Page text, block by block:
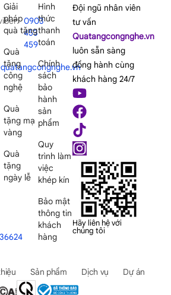
0903
453
459
Giải
pháp
quà tặng
Quà
tặng
công
nghệ
Quà
tặng mạ
vàng
Quà
tặng
ngày lễ
Hình
thức
thanh
toán
Chính
sách
bảo
hành
sản
phẩm
Quy
trình làm
việc
khép kín
Bảo mật
thông tin
khách
hàng
Đội ngũ nhân viên
tư vấn
Quatangcongnghe.vn
luôn sẵn sàng
đồng hành cùng
khách hàng 24/7
Hãy liên hệ với
chúng tôi
Sản phẩm Dịch vụ Dự án